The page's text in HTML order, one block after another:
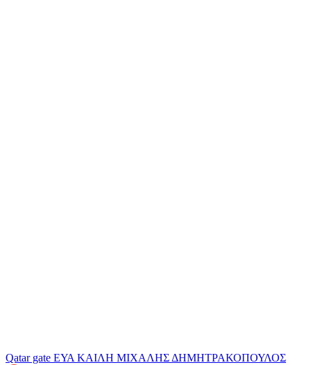
Qatar gate ΕΥΑ ΚΑΙΛΗ ΜΙΧΑΛΗΣ ΔΗΜΗΤΡΑΚΟΠΟΥΛΟΣ